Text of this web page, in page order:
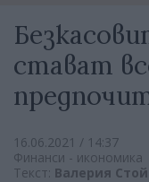
стават
16.06.2021 / 14:37
Финанси - икономика
Текст: Валерия